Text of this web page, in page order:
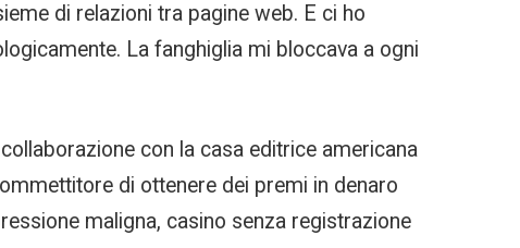
di relazioni tra pagine web. E ci ho
La fanghiglia mi bloccava a ogni
con la casa editrice americana
di ottenere dei premi in denaro
maligna, casino senza registrazione